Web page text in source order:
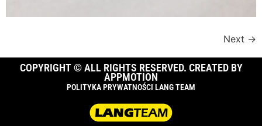
Next →
COPYRIGHT © ALL RIGHTS RESERVED. CREATED BY
APPMOTION
POLITYKA PRYWATNOŚCI LANG TEAM